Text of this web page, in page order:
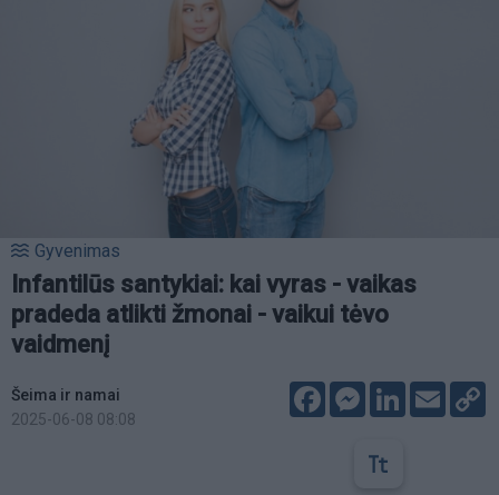
Gyvenimas
Infantilūs santykiai: kai vyras - vaikas
pradeda atlikti žmonai - vaikui tėvo
vaidmenį
Šeima ir namai
2025-06-08 08:08
FacebookMessenger
LinkedIn
Email